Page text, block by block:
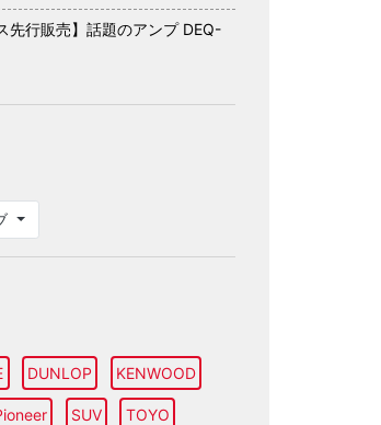
先行販売】話題のアンプ DEQ-
DUNLOP KENWOOD
SUV TOYO